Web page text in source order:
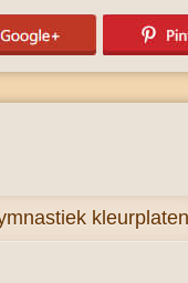
kleurplaten